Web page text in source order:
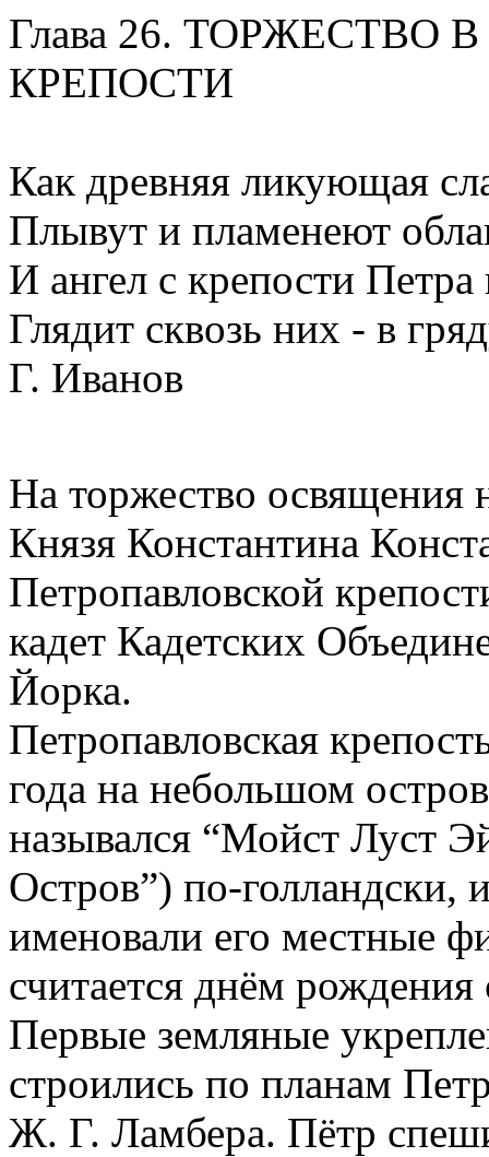
Глава 26.
КРЕПОСТИ
Как древняя ликующая
Плывут и пламенеют
И ангел с крепости Петра
Глядит сквозь них - в
Г. Иванов
На торжество освящения
Князя Константина
Петропавловской
кадет Кадетских
Йорка.
Петропавловская
года на небольшом
назывался “Мойст Луст
Остров”) по-голландски,
именовали его местные
считается днём
Первые земляные
строились по планам
Ж. Г. Ламбера. Пётр